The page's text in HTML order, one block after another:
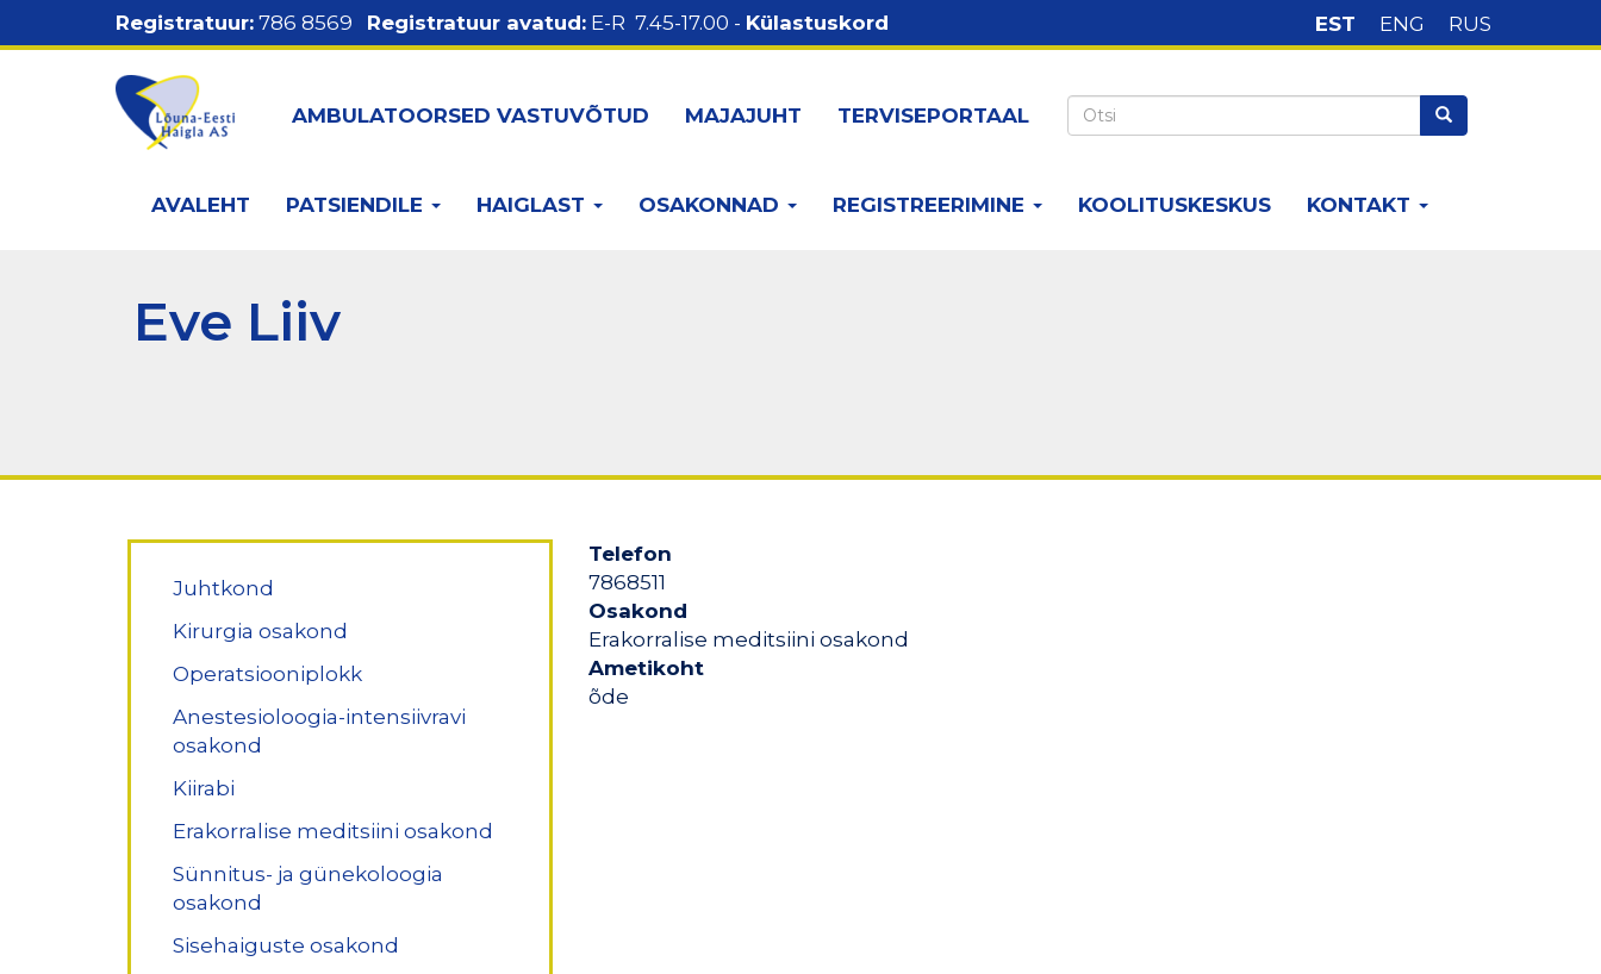
edasi
Registratuur: 786 8569 Registratuur avatud: E-R 7.45-17.00 - Külastuskord
Keelte
valik
EST ENG RUS
Otsi Otsi
Ülemine
menüü
AMBULATOORSED VASTUVÕTUD MAJAJUHT TERVISEPORTAAL
AVALEHT PATSIENDILE HAIGLAST OSAKONNAD REGISTREERIMINE KOOLITUSKESKUS KONTAKT
Eve Liiv
Töötajad
Juhtkond
Kirurgia osakond
Operatsiooniplokk
Anestesioloogia-intensiivravi
osakond
Kiirabi
Erakorralise meditsiini osakond
Sünnitus- ja günekoloogia
osakond
Sisehaiguste osakond
Telefon
7868511
Osakond
Erakorralise meditsiini osakond
Ametikoht
õde